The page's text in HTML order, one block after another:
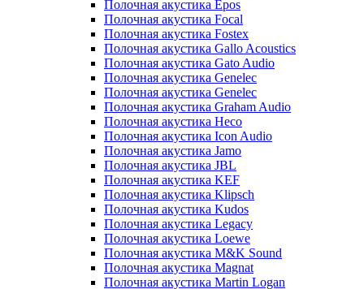
Полочная акустика Epos
Полочная акустика Focal
Полочная акустика Fostex
Полочная акустика Gallo Acoustics
Полочная акустика Gato Audio
Полочная акустика Genelec
Полочная акустика Genelec
Полочная акустика Graham Audio
Полочная акустика Heco
Полочная акустика Icon Audio
Полочная акустика Jamo
Полочная акустика JBL
Полочная акустика KEF
Полочная акустика Klipsch
Полочная акустика Kudos
Полочная акустика Legacy
Полочная акустика Loewe
Полочная акустика M&K Sound
Полочная акустика Magnat
Полочная акустика Martin Logan